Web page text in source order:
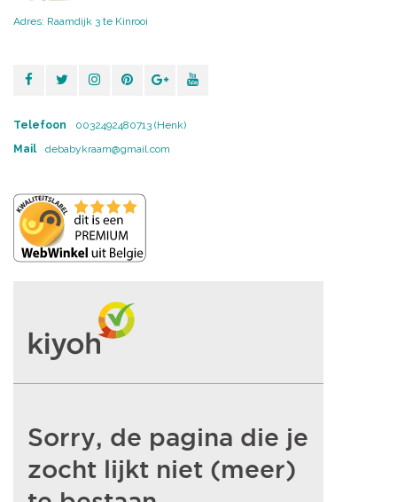
Adres: Raamdijk 3 te Kinrooi
Telefoon
0032492480713 (Henk)
Mail
debabykraam@gmail.com